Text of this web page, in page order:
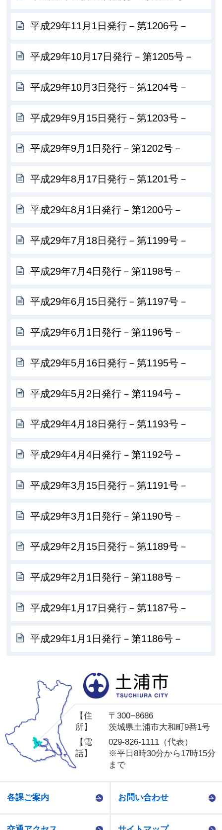
平成29年11月1日発行－第1206号－
平成29年10月17日発行－第1205号－
平成29年10月3日発行－第1204号－
平成29年9月15日発行－第1203号－
平成29年9月1日発行－第1202号－
平成29年8月17日発行－第1201号－
平成29年8月1日発行－第1200号－
平成29年7月18日発行－第1199号－
平成29年7月4日発行－第1198号－
平成29年6月15日発行－第1197号－
平成29年6月1日発行－第1196号－
平成29年5月16日発行－第1195号－
平成29年5月2日発行－第1194号－
平成29年4月18日発行－第1193号－
平成29年4月4日発行－第1192号－
平成29年3月15日発行－第1191号－
平成29年3月1日発行－第1190号－
平成29年2月15日発行－第1189号－
平成29年2月1日発行－第1188号－
平成29年1月17日発行－第1187号－
平成29年1月1日発行－第1186号－
【住
所】
〒300−8686
茨城県土浦市大和町9番1号
【電
話】
029-826-1111（代表）
※平日8時30分から17時15分
まで
各課ご案内 お問い合わせ